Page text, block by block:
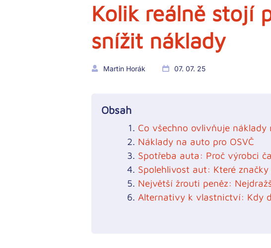
Kolik reálně stojí
snížit náklady
Martin Horák 07. 07. 25
Obsah
Co všechno ovlivňuje náklady
Náklady na auto pro OSVČ
Spotřeba auta: Proč výrobci
Spolehlivost aut: Které
Největší žrouti peněz:
Alternativy k vlastnictví: Kdy